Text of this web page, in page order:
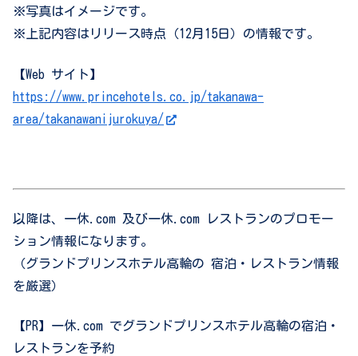
※写真はイメージです。
※上記内容はリリース時点（12月15日）の情報です。
【Web サイト】
https://www.princehotels.co.jp/takanawa-
area/takanawanijurokuya/
以降は、一休 .com 及び一休 .com
レストランのプロモー
ション情報になります。
（グランドプリンスホテル高輪の 宿泊・レストラン情報
を厳選）
【 PR】一休.com でグランドプリンスホテル高輪の宿泊・
レストランを予約